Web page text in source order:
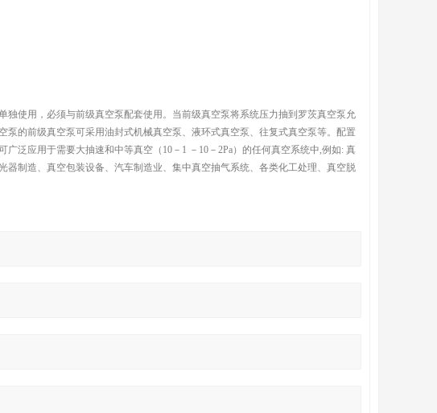
使用，必须与前级真空泵配套使用。当前级真空泵将系统压力抽到罗茨真空泵允
的前级真空泵可采用油封式机械真空泵、液环式真空泵、往复式真空泵等。配置
泛应用于需要大抽速和中等真空（10－1 －10－2Pa）的任何真空系统中,例如: 真
制造、真空包装设备、汽车制造业、集中真空抽气系统、各类化工处理、真空脱